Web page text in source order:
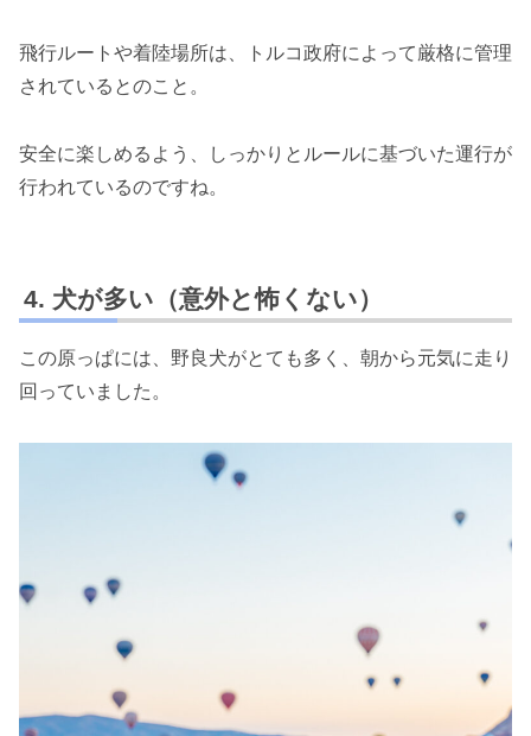
飛行ルートや着陸場所は、トルコ政府によって厳格に管理
されているとのこと。
安全に楽しめるよう、しっかりとルールに基づいた運行が
行われているのですね。
犬が多い（意外と怖くない）
この原っぱには、野良犬がとても多く、朝から元気に走り
回っていました。